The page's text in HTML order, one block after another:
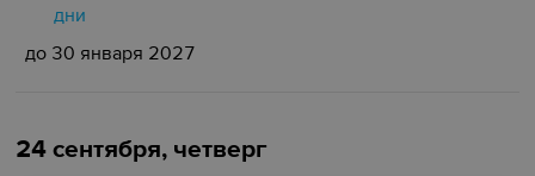
дни
до 30 января 2027
24 сентября, четверг